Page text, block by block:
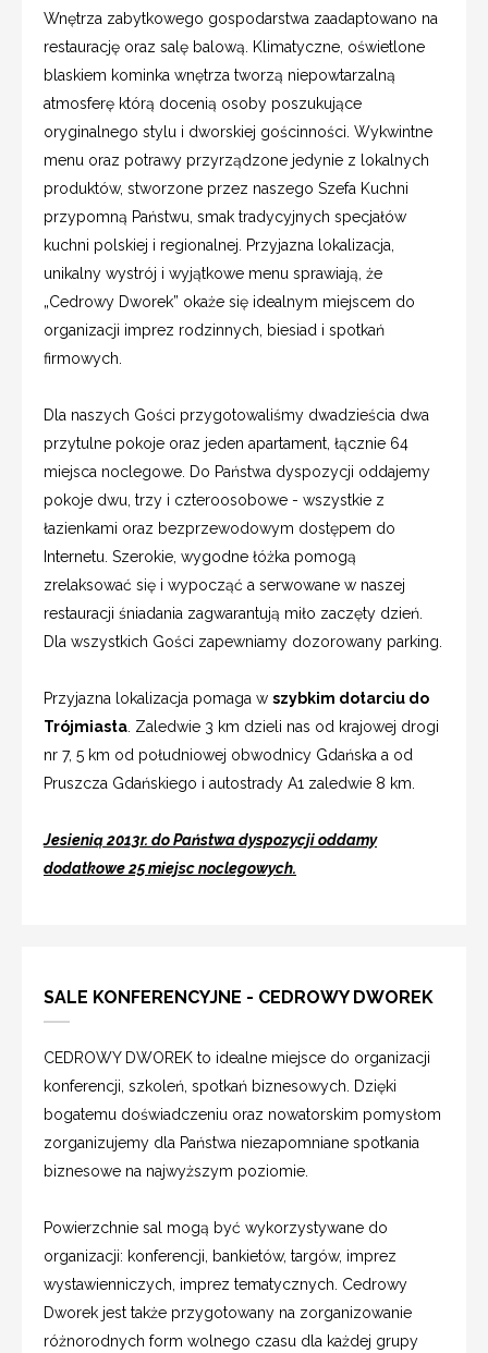
Wnętrza zabytkowego gospodarstwa zaadaptowano na
restaurację oraz salę balową. Klimatyczne, oświetlone
blaskiem kominka wnętrza tworzą niepowtarzalną
atmosferę którą docenią osoby poszukujące
oryginalnego stylu i dworskiej gościnności. Wykwintne
menu oraz potrawy przyrządzone jedynie z lokalnych
produktów, stworzone przez naszego Szefa Kuchni
przypomną Państwu, smak tradycyjnych specjałów
kuchni polskiej i regionalnej. Przyjazna lokalizacja,
unikalny wystrój i wyjątkowe menu sprawiają, że
„Cedrowy Dworek” okaże się idealnym miejscem do
organizacji imprez rodzinnych, biesiad i spotkań
firmowych.
Dla naszych Gości przygotowaliśmy dwadzieścia dwa
przytulne pokoje oraz jeden apartament, łącznie 64
miejsca noclegowe. Do Państwa dyspozycji oddajemy
pokoje dwu, trzy i czteroosobowe - wszystkie z
łazienkami oraz bezprzewodowym dostępem do
Internetu. Szerokie, wygodne łóżka pomogą
zrelaksować się i wypocząć a serwowane w naszej
restauracji śniadania zagwarantują miło zaczęty dzień.
Dla wszystkich Gości zapewniamy dozorowany parking.
Przyjazna lokalizacja pomaga w szybkim dotarciu do
Trójmiasta . Zaledwie 3 km dzieli nas od krajowej drogi
nr 7, 5 km od południowej obwodnicy Gdańska a od
Pruszcza Gdańskiego i autostrady A1 zaledwie 8 km.
Jesienią 2013r. do Państwa dyspozycji oddamy
dodatkowe 25 miejsc noclegowych.
SALE KONFERENCYJNE - CEDROWY DWOREK
CEDROWY DWOREK to idealne miejsce do organizacji
konferencji, szkoleń, spotkań biznesowych. Dzięki
bogatemu doświadczeniu oraz nowatorskim pomysłom
zorganizujemy dla Państwa niezapomniane spotkania
biznesowe na najwyższym poziomie.
Powierzchnie sal mogą być wykorzystywane do
organizacji: konferencji, bankietów, targów, imprez
wystawienniczych, imprez tematycznych. Cedrowy
Dworek jest także przygotowany na zorganizowanie
różnorodnych form wolnego czasu dla każdej grupy